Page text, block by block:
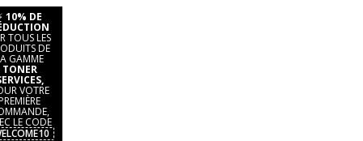
10% DE
TOUS LES
DE
GAMME
TONER
VOTRE
LE CODE